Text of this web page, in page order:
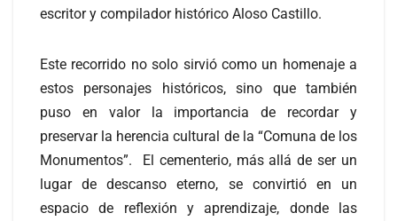
escritor y compilador histórico Aloso Castillo.
Este recorrido no solo sirvió como un homenaje a
estos personajes históricos, sino que también
puso en valor la importancia de recordar y
preservar la herencia cultural de la “Comuna de los
Monumentos”. El cementerio, más allá de ser un
lugar de descanso eterno, se convirtió en un
espacio de reflexión y aprendizaje, donde las